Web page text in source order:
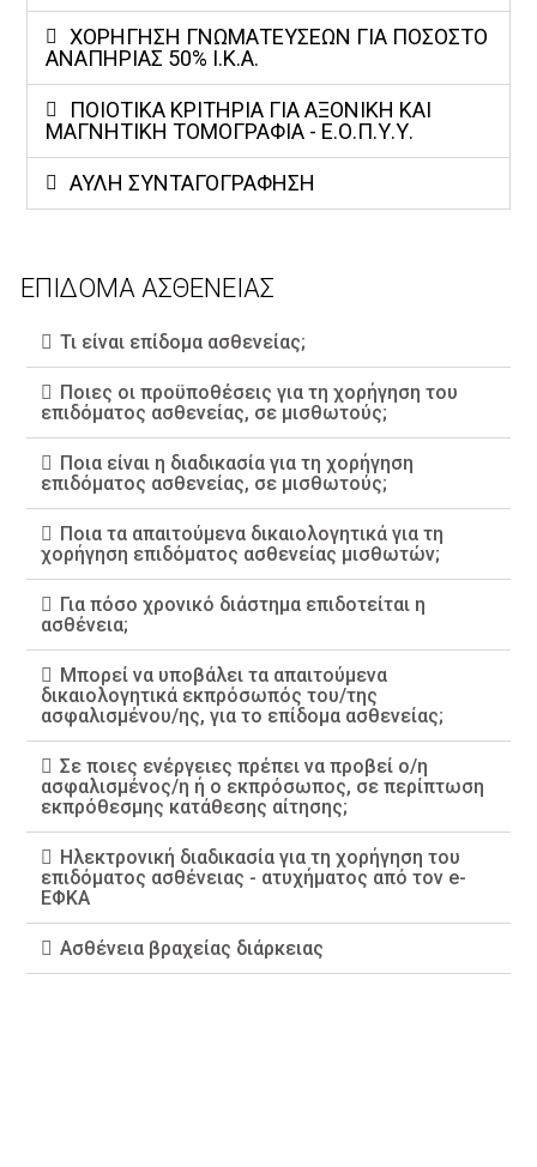
ΧΟΡΗΓΗΣΗ ΓΝΩΜΑΤΕΥΣΕΩΝ ΓΙΑ ΠΟΣΟΣΤΟ
ΑΝΑΠΗΡΙΑΣ 50% Ι.Κ.Α.
ΠΟΙΟΤΙΚΆ ΚΡΙΤΉΡΙΑ ΓΙΑ ΑΞΟΝΙΚΉ ΚΑΙ
ΜΑΓΝΗΤΙΚΉ ΤΟΜΟΓΡΑΦΊΑ - Ε.Ο.Π.Υ.Υ.
ΑΥΛΗ ΣΥΝΤΑΓΟΓΡΑΦΗΣΗ
ΕΠΙΔΟΜΑ ΑΣΘΕΝΕΙΑΣ
Τι είναι επίδομα ασθενείας;
Ποιες οι προϋποθέσεις για τη χορήγηση του
επιδόματος ασθενείας, σε μισθωτούς;
Ποια είναι η διαδικασία για τη χορήγηση
επιδόματος ασθενείας, σε μισθωτούς;
Ποια τα απαιτούμενα δικαιολογητικά για τη
χορήγηση επιδόματος ασθενείας μισθωτών;
Για πόσο χρονικό διάστημα επιδοτείται η
ασθένεια;
Μπορεί να υποβάλει τα απαιτούμενα
δικαιολογητικά εκπρόσωπός του/της
ασφαλισμένου/ης, για το επίδομα ασθενείας;
Σε ποιες ενέργειες πρέπει να προβεί ο/η
ασφαλισμένος/η ή ο εκπρόσωπος, σε περίπτωση
εκπρόθεσμης κατάθεσης αίτησης;
Ηλεκτρονική διαδικασία για τη χορήγηση του
επιδόματος ασθένειας - ατυχήματος από τον e-
ΕΦΚΑ
Ασθένεια βραχείας διάρκειας